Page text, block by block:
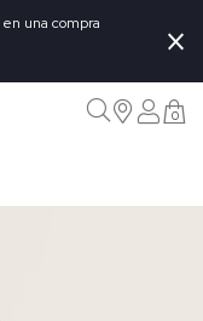
en una compra
×
0